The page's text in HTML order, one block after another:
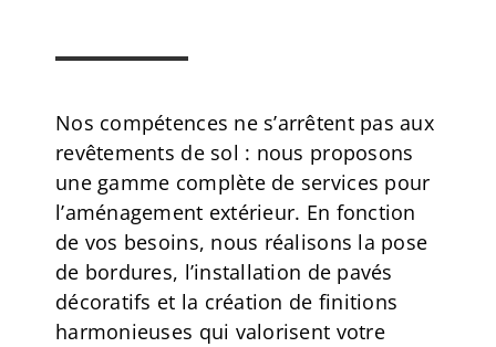
Nos compétences ne s’arrêtent pas aux
revêtements de sol : nous proposons
une gamme complète de services pour
l’aménagement extérieur. En fonction
de vos besoins, nous réalisons la pose
de bordures, l’installation de pavés
décoratifs et la création de finitions
harmonieuses qui valorisent votre